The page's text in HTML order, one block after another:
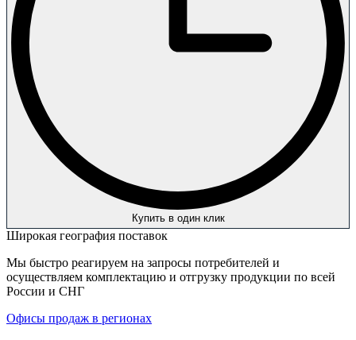
Купить в один клик
Широкая география поставок
Мы быстро реагируем на запросы потребителей и
осуществляем комплектацию и отгрузку продукции по всей
России и СНГ
Офисы продаж в регионах